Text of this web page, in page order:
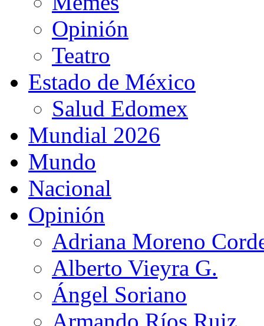
Opinión
Teatro
Estado de México
Salud Edomex
Mundial 2026
Mundo
Nacional
Opinión
Adriana Moreno
Alberto Vieyra G.
Ángel Soriano
Armando Ríos Ruiz